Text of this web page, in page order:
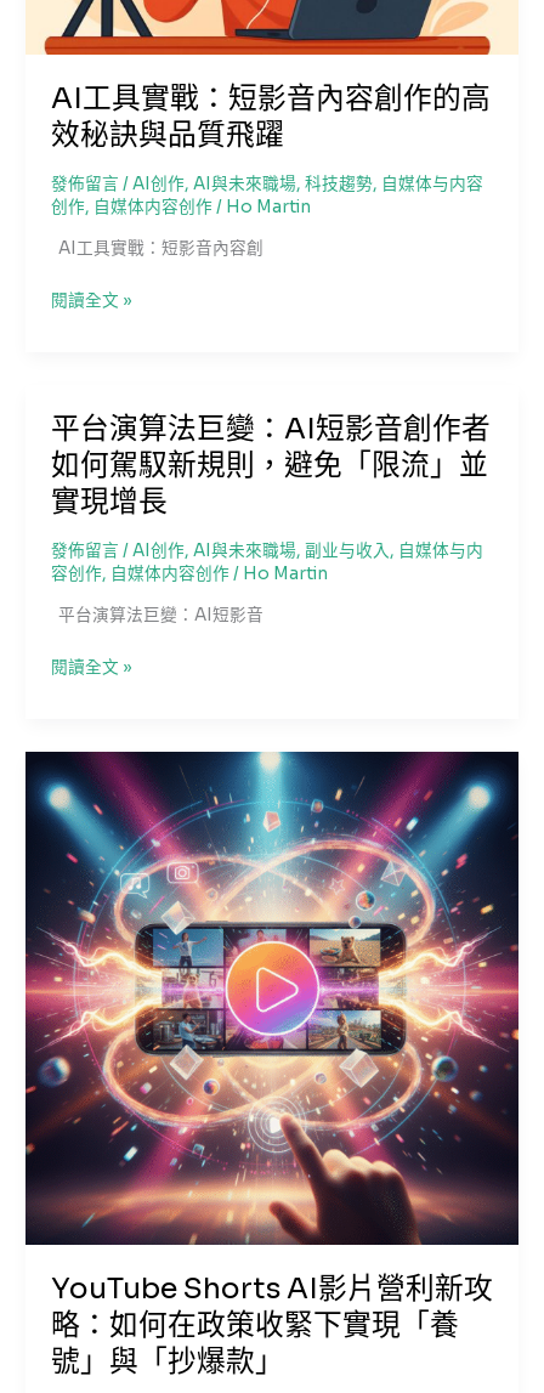
審
風
險，
打
造
獨
無
的
影
音
AI工具實戰：短影音內容創作的高
效秘訣與品質飛躍
發佈留言 /AI创作, AI與未來職場, 科技趨勢, 自媒体与内容
创作, 自媒体内容创作/ Ho Martin
AI工具實戰：短影音內容創
AI
短
影
音
內
容
創
的
效
與
品
質
飛
躍
閱讀全文 »
平台演算法巨變：AI短影音創作者
如何駕馭新規則，避免「限流」並
實現增長
發佈留言 / AI创作, AI與未來職場, 副业与收入, 自媒体与内
容创作, 自媒体内容创作/ Ho Martin
平台演算法巨變：AI短影音
平
法
巨
變：
AI
音
創
作
者
如
何
駕
馭
則，
避
「限
流」
並
實
閱讀全文 »
YouTube Shorts AI影片營利新攻
略：如何在政策收緊下實現「養
號」與「抄爆款」